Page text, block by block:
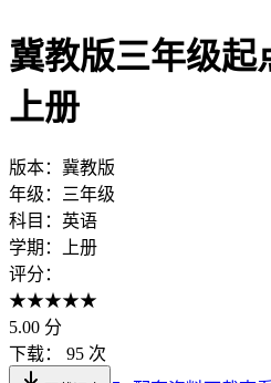
冀教版三年级起
上册
版本： 冀教版
年级：
三年级
科目： 英语
学期：
上册
评分：
★★★★★
5.00 分
下载：
95 次